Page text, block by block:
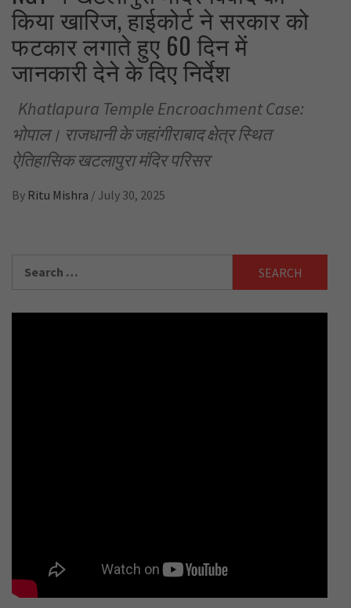
किया खारिज, हाईकोर्ट ने सरकार को
फटकार लगाते हुए 60 दिन में
जानकारी देने के दिए निर्देश
Khatlapura Temple Encroachment Case:
भोपाल। राजधानी के जहांगीराबाद क्षेत्र स्थित
ऐतिहासिक खटलापुरा मंदिर परिसर
By Ritu Mishra / July 30, 2025